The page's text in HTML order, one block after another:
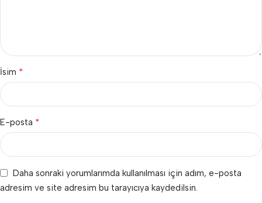
İsim *
E-posta *
Daha sonraki yorumlarımda kullanılması için adım, e-posta
adresim ve site adresim bu tarayıcıya kaydedilsin.